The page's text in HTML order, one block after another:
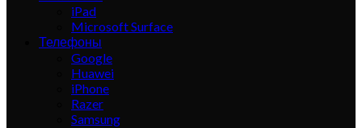
iPad
Microsoft Surface
Телефоны
Google
Huawei
iPhone
Razer
Samsung